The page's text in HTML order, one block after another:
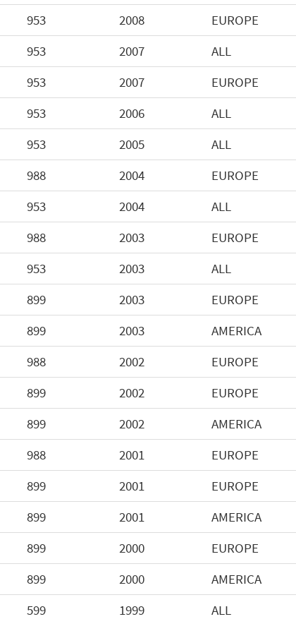
953 2008
EUROPE
953 2007
ALL
953 2007
EUROPE
953 2006
ALL
953 2005
ALL
988 2004
EUROPE
953 2004
ALL
988 2003
EUROPE
953 2003
ALL
899 2003
EUROPE
899 2003
AMERICA
988 2002
EUROPE
899 2002
EUROPE
899 2002
AMERICA
988 2001
EUROPE
899 2001
EUROPE
899 2001
AMERICA
899 2000
EUROPE
899 2000
AMERICA
599 1999
ALL